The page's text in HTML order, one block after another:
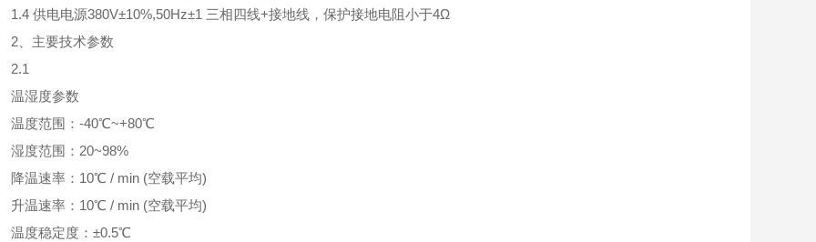
供电电源380V±10%,50Hz±1 三相四线+接地线，保护接地电阻小于4Ω
主要技术参数
湿度参数
度范围：-40℃~+80℃
度范围：20~98%
温速率：10℃ / min (空载平均)
温速率：10℃ / min (空载平均)
度稳定度：±0.5℃